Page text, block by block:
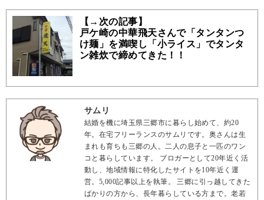
【→次の記事】
戸ケ崎の中華飛天さんで「タンタンつ
け麺」を満喫し「小ライス」でタンタ
ン雑炊で締めてきた！！
サムリ
結婚を機に埼玉県三郷市に暮らし始めて、約20
年。在宅フリーランスのサムリです。奥さんは生
まれも育ちも三郷の人。二人の息子と一匹のワン
コと暮らしています。 ブロガーとして20年近く活
動し、地域情報に特化したサイトを10年近く運
営。5,000記事以上を執筆。 三郷に引っ越してきた
ばかりの方から、長年暮らしている方まで。老若